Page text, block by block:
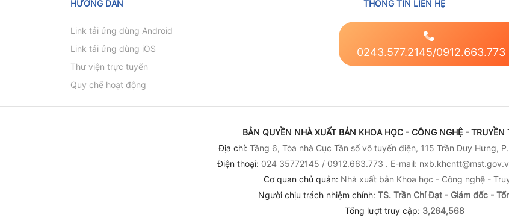
HƯỚNG DẪN
Link tải ứng dùng Android
Link tải ứng dùng iOS
Thư viện trực tuyến
Quy chế hoạt động
THÔNG TIN LIÊN HỆ
0243.577.2145/0912.663.773
BẢN QUYỀN NHÀ XUẤT BẢN KHOA HỌC - CÔNG NGHỆ -
Địa chỉ: Tầng 6, Tòa nhà Cục Tần số vô tuyến điện, 115 Trần Duy Hưng,
Điện thoại: 024 35772145 / 0912.663.773 . E-mail:
Cơ quan chủ quản: Nhà xuất bản Khoa học - Công nghệ -
Người chịu trách nhiệm chính: TS. Trần Chí Đạt - Giám đốc -
Tổng lượt truy cập: 3,264,568